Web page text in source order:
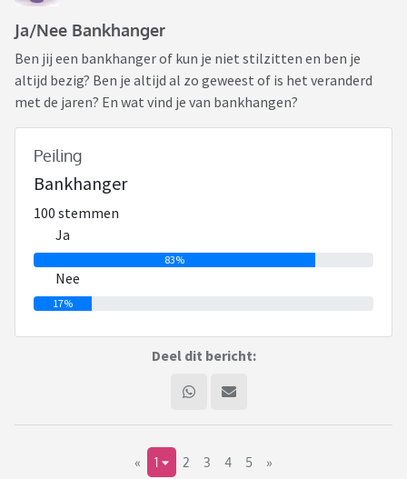
Ja/Nee Bankhanger
Ben jij een bankhanger of kun je niet stilzitten en ben je
altijd bezig? Ben je altijd al zo geweest of is het veranderd
met de jaren? En wat vind je van bankhangen?
Peiling
Bankhanger
100 stemmen
Ja
83%
Nee
17%
Deel dit bericht:
« 1 2 3 4 5 »